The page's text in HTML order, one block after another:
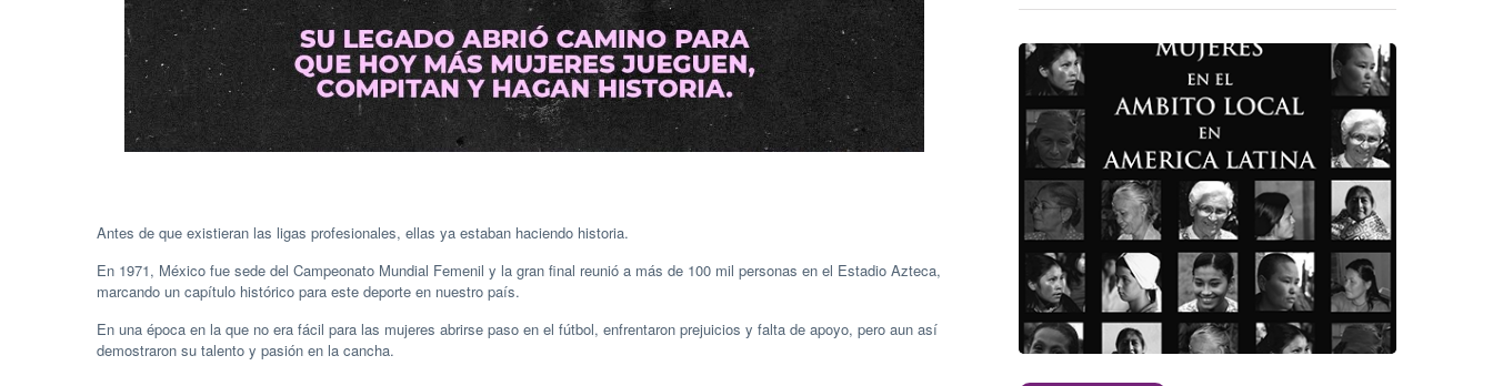
Antes de que existieran las ligas profesionales, ellas ya estaban haciendo historia.
En 1971, México fue sede del Campeonato Mundial Femenil y la gran final reunió a más de 100 mil personas en el Estadio Azteca,
marcando un capítulo histórico para este deporte en nuestro país.
En una época en la que no era fácil para las mujeres abrirse paso en el fútbol, enfrentaron prejuicios y falta de apoyo, pero aun así
demostraron su talento y pasión en la cancha.